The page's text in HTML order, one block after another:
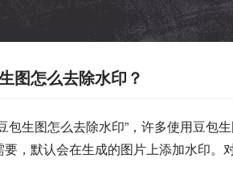
图怎么去除水印？
包生图怎么去除水印”，许多使用豆包
要，默认会在生成的图片上添加水印。